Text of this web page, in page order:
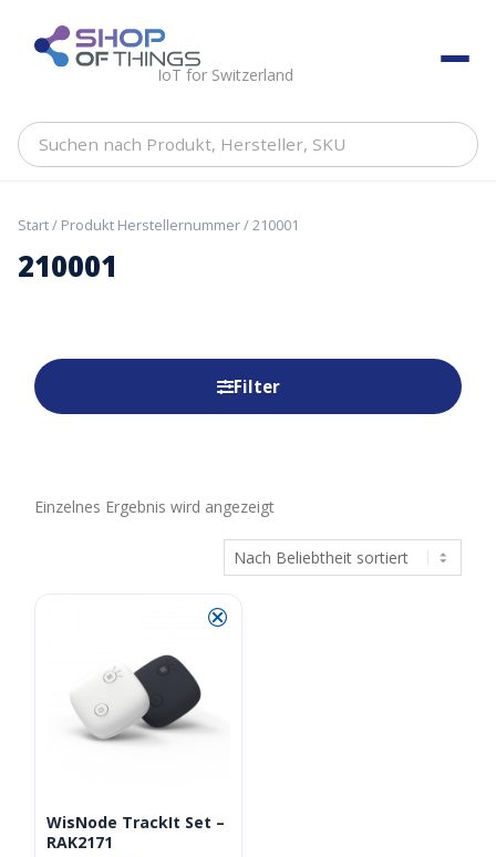
content ShopOfThings
IoT for Switzerland
Suchen
Hersteller,
Start/ Produkt Herstellernummer / 210001
210001
Filter
Einzelnes Ergebnis wird angezeigt
⮿
WisNode TrackIt Set –
RAK2171